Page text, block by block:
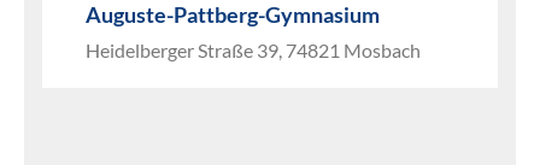
Auguste-Pattberg-Gymnasium
Heidelberger Straße 39, 74821 Mosbach